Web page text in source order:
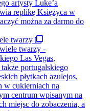
twarzy